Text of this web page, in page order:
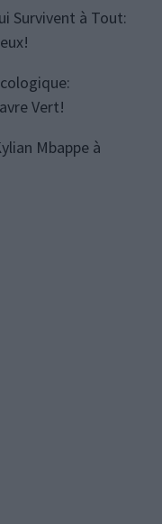
Survivent à Tout:
Vert!
Mbappe à